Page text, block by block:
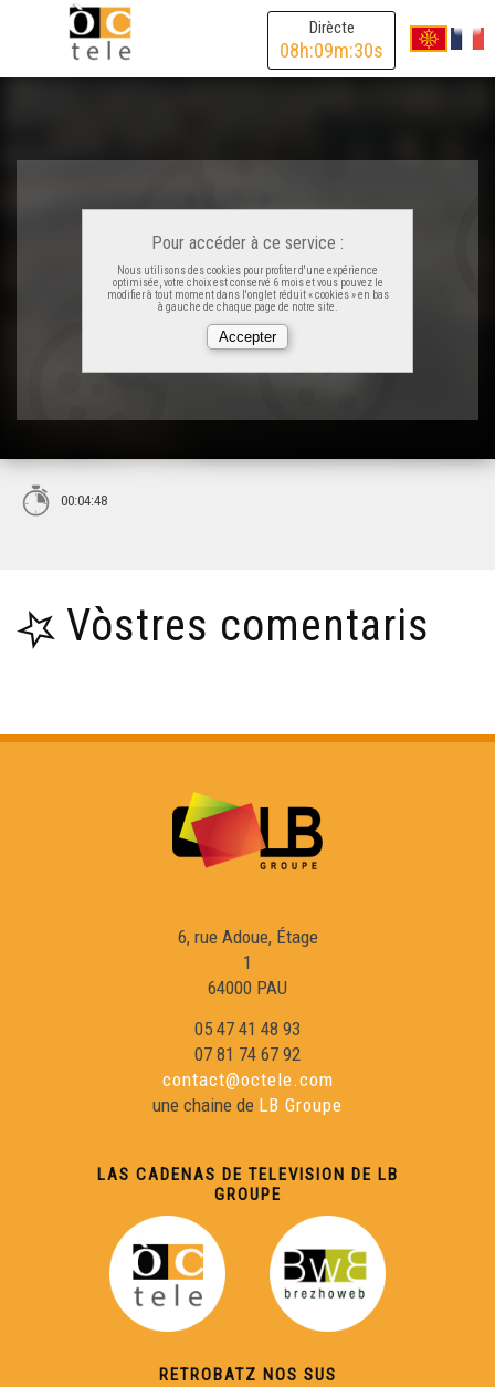
Dirècte
08h:09m:30s
Pour accéder à ce service :
Nous utilisons des cookies pour profiter d'une expérience
optimisée, votre choix est conservé 6 mois et vous pouvez le
modifier à tout moment dans l'onglet réduit « cookies » en bas
à gauche de chaque page de notre site.
00:04:48
Vòstres comentaris
6, rue Adoue, Étage
1
64000 PAU
05 47 41 48 93
07 81 74 67 92
contact@octele.com
une chaine de LB Groupe
LAS CADENAS DE TELEVISION DE LB
GROUPE
RETROBATZ NOS SUS